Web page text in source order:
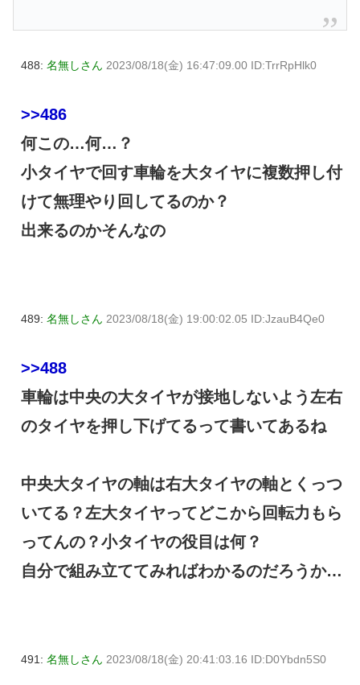
488: 名無しさん 2023/08/18(金) 16:47:09.00 ID:TrrRpHlk0
>>486
何この…何…？
小タイヤで回す車輪を大タイヤに複数押し付
けて無理やり回してるのか？
出来るのかそんなの
489: 名無しさん 2023/08/18(金) 19:00:02.05 ID:JzauB4Qe0
>>488
車輪は中央の大タイヤが接地しないよう左右
のタイヤを押し下げてるって書いてあるね
中央大タイヤの軸は右大タイヤの軸とくっつ
いてる？左大タイヤってどこから回転力もら
ってんの？小タイヤの役目は何？
自分で組み立ててみればわかるのだろうか…
491: 名無しさん 2023/08/18(金) 20:41:03.16 ID:D0Ybdn5S0